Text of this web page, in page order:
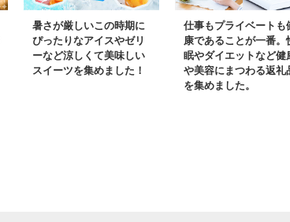
暑さが厳しいこの時期に
ぴったりなアイスやゼリ
ーなど涼しくて美味しい
スイーツを集めました！
仕事もプライベートも
康であることが一番。
眠やダイエットなど健
や美容にまつわる返礼
を集めました。